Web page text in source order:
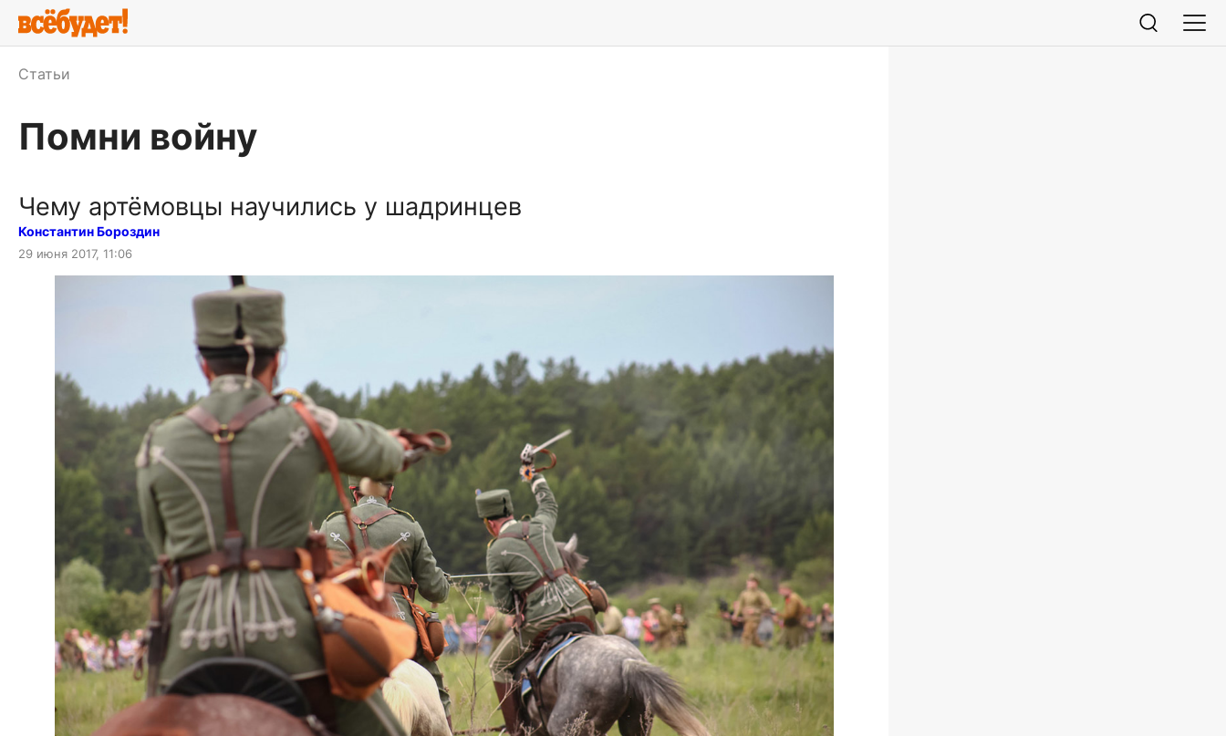
Статьи
Помни войну
Чему артёмовцы научились у шадринцев
Константин Бороздин
29 июня 2017, 11:06